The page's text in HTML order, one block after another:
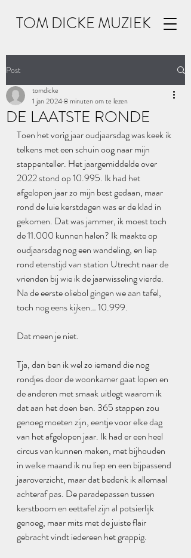
TOM DICKE MUZIEK
Post
DE LAATSTE RONDE
tomdicke
1 jan 20248 minuten om te lezen
Toen het vorig jaar oudjaarsdag was keek ik
telkens met een schuin oog naar mijn
stappenteller. Het jaargemiddelde over
2022 stond op 10.995. Ik had het
afgelopen jaar zo mijn best gedaan, maar
rond de luie kerstdagen was er de klad in
gekomen. Dat was jammer, ik moest toch
de 11.000 kunnen halen? Ik maakte op
oudjaarsdag nog een wandeling, en liep
rond etenstijd van station Utrecht naar de
vrienden bij wie ik de jaarwisseling vierde.
Na de eerste oliebol gingen we aan tafel,
toch nog eens kijken… 10.999.
Dat meen je niet.
Tja, dan ben ik wel zo iemand die nog
rondjes door de woonkamer gaat lopen en
de anderen met smaak uitlegt waarom ik
dat aan het doen ben. 365 stappen zou
genoeg moeten zijn, eentje voor elke dag
van het afgelopen jaar. Ik had er een heel
circus van kunnen maken, met bijhouden
in welke maand ik nu liep en een bijpassend
jaaroverzicht, maar dat bedenk ik allemaal
achteraf pas. De paradepassen tussen
kerstboom en eettafel zijn al potsierlijk
genoeg, maar mits met de juiste flair
gebracht vindt iedereen het grappig.